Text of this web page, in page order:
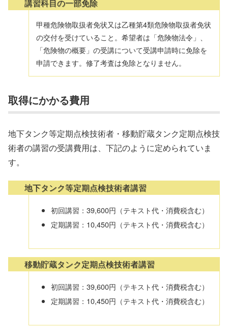
講習科目の一部免除
甲種危険物取扱者免状又は乙種第4類危険物取扱者免状
の交付を受けていること。希望者は「危険物法令」、
「危険物の概要」の受講について受講申請時に免除を
申請できます。修了考査は免除となりません。
取得にかかる費用
地下タンク等定期点検技術者・移動貯蔵タンク定期点検技
術者の講習の受講費用は、下記のように定められていま
す。
地下タンク等定期点検技術者講習
初回講習：39,600円（テキスト代・消費税含む）
定期講習：10,450円（テキスト代・消費税含む）
移動貯蔵タンク定期点検技術者講習
初回講習：39,600円（テキスト代・消費税含む）
定期講習：10,450円（テキスト代・消費税含む）